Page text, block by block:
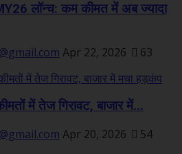
लॉन्च: कम कीमत में अब ज्यादा
Apr 22, 2026 63
में तेज गिरावट, बाजार में...
Apr 20, 2026
54